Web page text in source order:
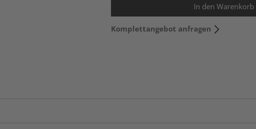
In den Warenkorb
Komplettangebot anfragen